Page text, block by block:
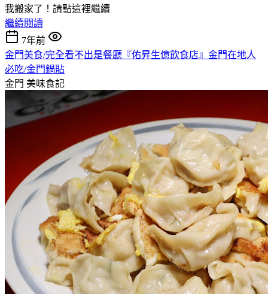
我搬家了！請點這裡繼續
繼續閱讀
7年前
金門美食/完全看不出是餐廳『佑昇生億飲食店』金門在地人
必吃/金門鍋貼
金門 美味食記